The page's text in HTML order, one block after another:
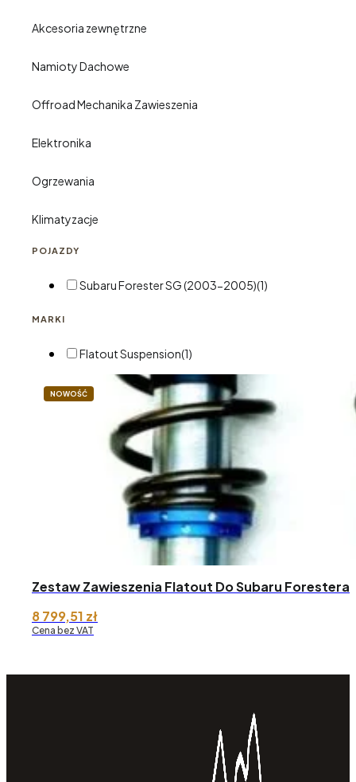
Akcesoria zewnętrzne
Namioty Dachowe
Offroad Mechanika Zawieszenia
Elektronika
Ogrzewania
Klimatyzacje
POJAZDY
Subaru Forester SG (2003-2005)(1)
MARKI
Flatout Suspension(1)
Zestaw Zawieszenia Flatout Do Subaru Forestera
8 799,51 zł
Cena bez VAT
NOWOŚĆ